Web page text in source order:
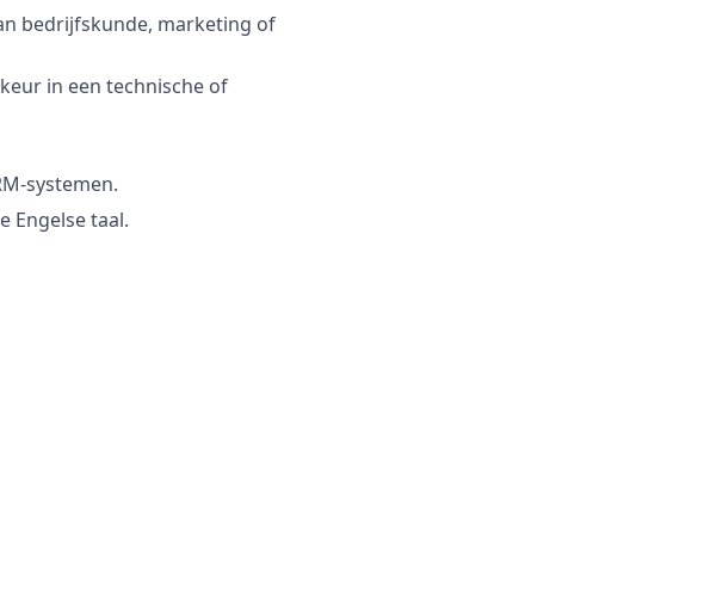
bedrijfskunde, marketing of
in een technische of
systemen.
Engelse taal.